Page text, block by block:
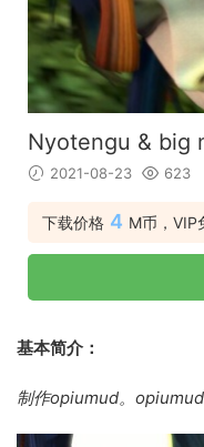
Nyotengu & big
2021-08-23 623
下载价格 4 M币，VIP
基本简介：
制作opiumud。